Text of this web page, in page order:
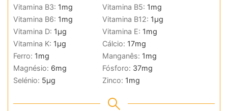
Vitamina B3: 1mg Vitamina B5: 1mg
Vitamina B6: 1mg Vitamina B12: 1µg
Vitamina D: 1µg Vitamina E: 1mg
Vitamina K: 1µg Cálcio: 17mg
Ferro: 1mg Manganês: 1mg
Magnésio: 6mg Fósforo: 37mg
Selénio: 5µg Zinco: 1mg